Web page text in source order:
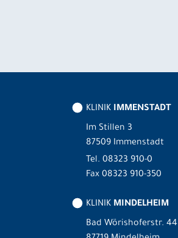
KLINIK IMMENSTADT
Im Stillen 3
87509 Immenstadt
Tel. 08323 910-0
Fax 08323 910-350
KLINIK MINDELHEIM
Bad Wörishoferstr. 44